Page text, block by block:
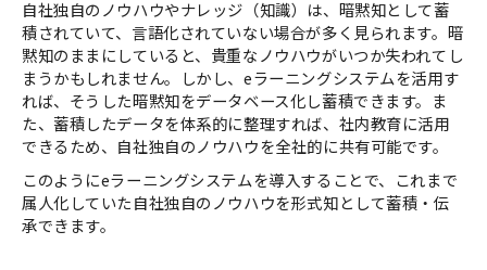
自社独自のノウハウやナレッジ（知識）は、暗黙知として蓄
積されていて、言語化されていない場合が多く見られます。暗
黙知のままにしていると、貴重なノウハウがいつか失われてし
まうかもしれません。しかし、eラーニングシステムを活用す
れば、そうした暗黙知をデータベース化し蓄積できます。ま
た、蓄積したデータを体系的に整理すれば、社内教育に活用
できるため、自社独自のノウハウを全社的に共有可能です。
このようにeラーニングシステムを導入することで、これまで
属人化していた自社独自のノウハウを形式知として蓄積・伝
承できます。